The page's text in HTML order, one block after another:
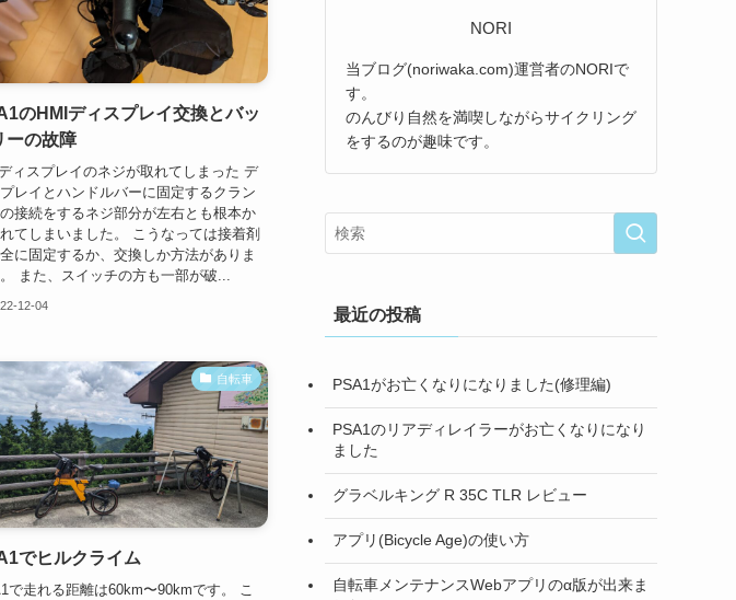
のHMIディスプレイ交換とバッ
ーの故障
ィスプレイのネジが取れてしまった デ
レイとハンドルバーに固定するクラン
接続をするネジ部分が左右とも根本か
てしまいました。 こうなっては接着剤
に固定するか、交換しか方法がありま
また、スイッチの方も一部が破...
12-04
自転車
でヒルクライム
で走れる距離は60km〜90kmです。 こ
NORI
当ブログ(noriwaka.com)運営者のNORIで
す。
のんびり自然を満喫しながらサイクリング
をするのが趣味です。
最近の投稿
PSA1がお亡くなりになりました(修理編)
PSA1のリアディレイラーがお亡くなりになり
ました
グラベルキング R 35C TLR レビュー
アプリ(Bicycle Age)の使い方
自転車メンテナンスWebアプリのα版が出来ま